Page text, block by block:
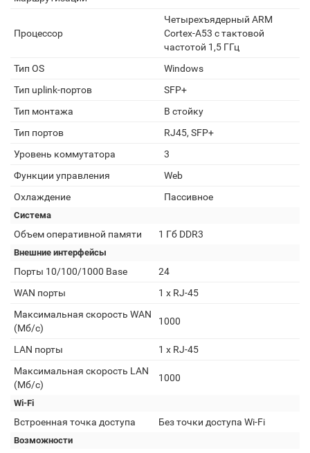
Процессор
Четырехъядерный ARM
Cortex-A53 с тактовой
частотой 1,5 ГГц
Тип OS
Windows
Тип uplink-портов
SFP+
Тип монтажа
В стойку
Тип портов
RJ45, SFP+
Уровень коммутатора
3
Функции управления
Web
Охлаждение
Пассивное
Система
Объем оперативной памяти 1 Гб DDR3
Внешние интерфейсы
Порты 10/100/1000 Base
24
WAN порты
1 х RJ-45
Максимальная скорость WAN
(Мб/с)
1000
LAN порты
1 х RJ-45
Максимальная скорость LAN
(Мб/с)
1000
Wi-Fi
Встроенная точка доступа Без точки доступа Wi-Fi
Возможности